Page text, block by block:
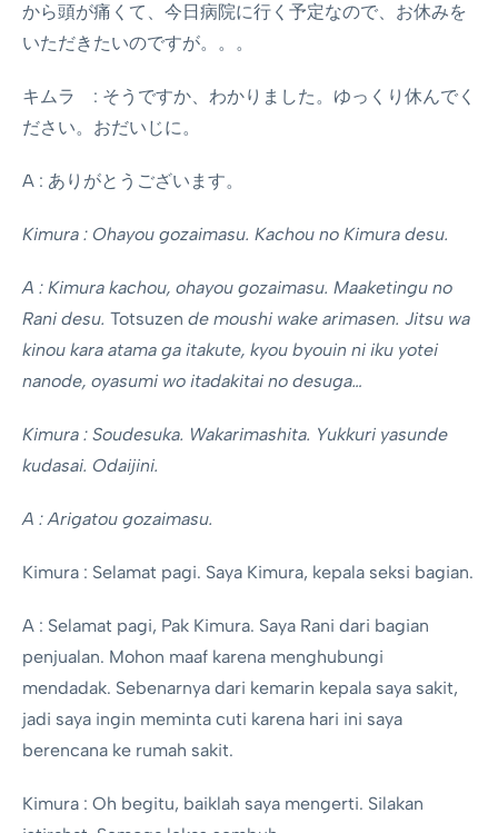
から頭が痛くて、今日病院に行く予定なので、お休みを
いただきたいのですが。。。
キムラ : そうですか、わかりました。ゆっくり休んでく
ださい。おだいじに。
A : ありがとうございます。
Kimura : Ohayou gozaimasu. Kachou no Kimura desu.
A : Kimura kachou, ohayou gozaimasu. Maaketingu no
Rani desu. Totsuzen de moushi wake arimasen. Jitsu wa
kinou kara atama ga itakute, kyou byouin ni iku yotei
nanode, oyasumi wo itadakitai no desuga…
Kimura : Soudesuka. Wakarimashita. Yukkuri yasunde
kudasai. Odaijini.
A : Arigatou gozaimasu.
Kimura : Selamat pagi. Saya Kimura, kepala seksi bagian.
A : Selamat pagi, Pak Kimura. Saya Rani dari bagian
penjualan. Mohon maaf karena menghubungi
mendadak. Sebenarnya dari kemarin kepala saya sakit,
jadi saya ingin meminta cuti karena hari ini saya
berencana ke rumah sakit.
Kimura : Oh begitu, baiklah saya mengerti. Silakan